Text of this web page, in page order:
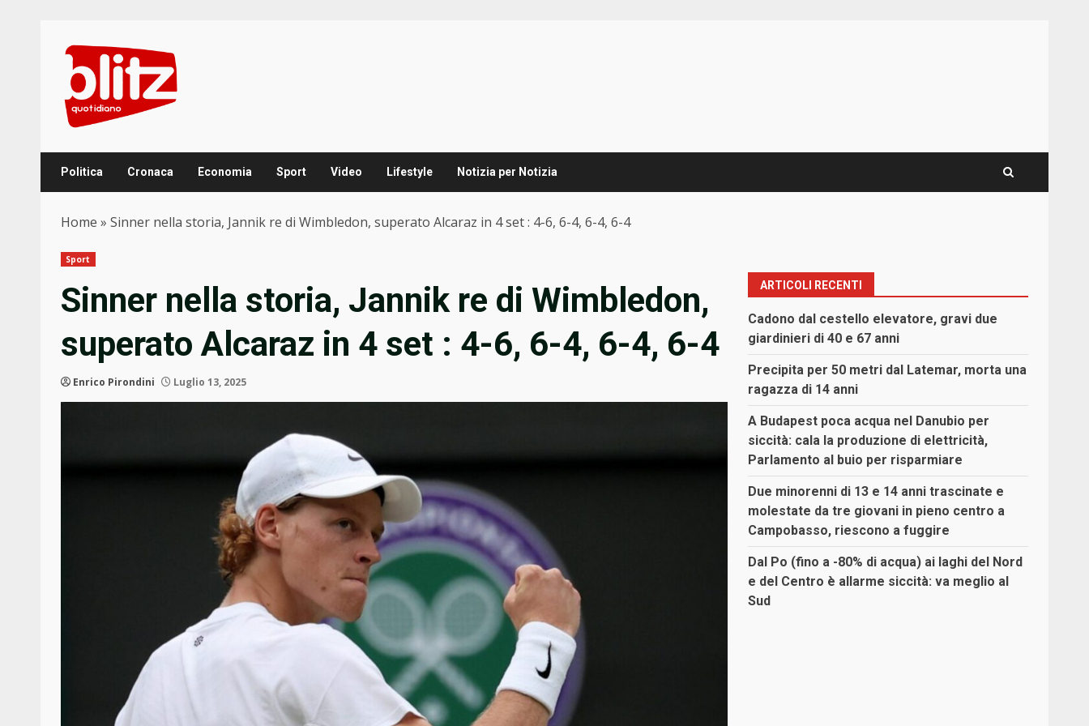
content
Politica Cronaca Economia Sport Video Lifestyle Notizia per Notizia
Home » Sinner nella storia, Jannik re di Wimbledon, superato Alcaraz in 4 set : 4-6, 6-4, 6-4, 6-4
Sport
Sinner nella storia, Jannik re di Wimbledon,
superato Alcaraz in 4 set : 4-6, 6-4, 6-4, 6-4
Enrico Pirondini Luglio 13, 2025
ARTICOLI RECENTI
Cadono dal cestello elevatore, gravi due
giardinieri di 40 e 67 anni
Precipita per 50 metri dal Latemar, morta una
ragazza di 14 anni
A Budapest poca acqua nel Danubio per
siccità: cala la produzione di elettricità,
Parlamento al buio per risparmiare
Due minorenni di 13 e 14 anni trascinate e
molestate da tre giovani in pieno centro a
Campobasso, riescono a fuggire
Dal Po (fino a -80% di acqua) ai laghi del Nord
e del Centro è allarme siccità: va meglio al
Sud